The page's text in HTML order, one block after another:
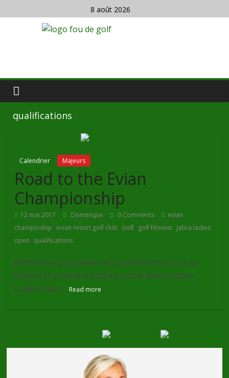
8 août 2026
qualifications
Calendrier Majeurs
Road to the Evian
Championship
12 mai 2017 Dominique 0 Comments
evian
champioship, evian resort golf club, Golf, golf féminin, jabra ladies
open, qualifications
Montée en puissance des Qualifications pour le
Majeur et première étape Europe avec le Jabra
Ladies Open
Read more